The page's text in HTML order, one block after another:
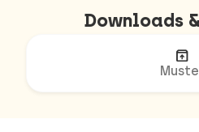
Downloads
unarchive